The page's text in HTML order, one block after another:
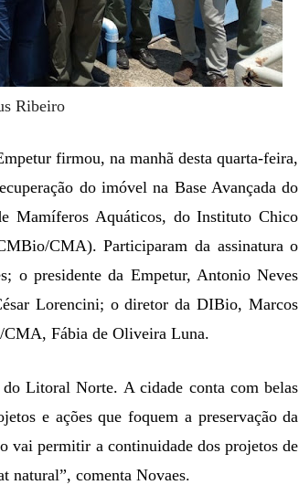
Ribeiro
firmou, na manhã desta quarta-feira,
do imóvel na Base Avançada do
Mamíferos Aquáticos, do Instituto Chico
CMA). Participaram da assinatura o
o presidente da Empetur, Antonio Neves
Lorencini; o diretor da DIBio, Marcos
Fábia de Oliveira Luna.
Litoral Norte. A cidade conta com belas
e ações que foquem a preservação da
vai permitir a continuidade dos projetos de
natural”, comenta Novaes.